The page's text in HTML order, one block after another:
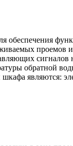
обеспечения
проемов
обратной
являются: